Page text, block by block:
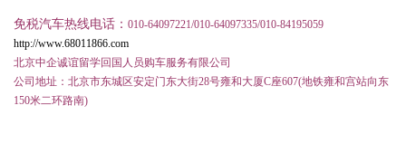
免税汽车热线电话： 010-64097221/010-64097335/010-84195059
http://www.68011866.com
北京中企诚谊留学回国人员购车服务有限公司
公司地址：北京市东城区安定门东大街28号雍和大厦C座607(地铁雍和宫站向东
150米二环路南)